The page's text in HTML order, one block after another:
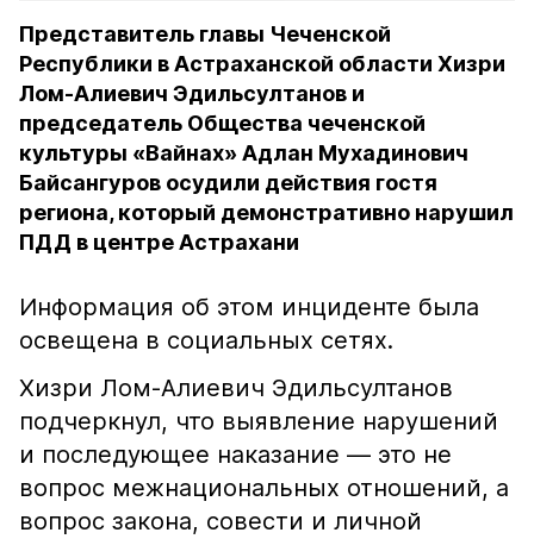
Представитель главы Чеченской
Республики в Астраханской области Хизри
Лом-Алиевич Эдильсултанов и
председатель Общества чеченской
культуры «Вайнах» Адлан Мухадинович
Байсангуров осудили действия гостя
региона, который демонстративно нарушил
ПДД в центре Астрахани
Информация об этом инциденте была
освещена в социальных сетях.
Хизри Лом-Алиевич Эдильсултанов
подчеркнул, что выявление нарушений
и последующее наказание — это не
вопрос межнациональных отношений, а
вопрос закона, совести и личной